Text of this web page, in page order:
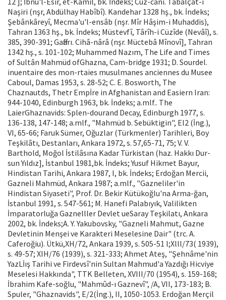
Naşiri (nşr, Abdülhay Habîbî). Kandehar 1328 hş., bk. İndeks;
Şebânkâreyî, Mecma'u'l-ensâb (nşr. Mîr Hâşim-i Muhaddis),
Tahran 1363 hş., bk. İndeks; Müstevfî, Târîh-i Cüzîde (Nevâî), s.
385, 390-391; Gaffarı. Cihâ-nârâ (nşr. Müctebâ Mînovî], Tahran
1342 hş., s. 101-102; Muhammed Nazım, The Life and Times
of Sultân Mahmüd ofGhazna, Cam-bridge 1931; D. Sourdel.
inuentaire des mon-rtaies musulmanes anciennes du Musee
Caboul, Damas 1953, s. 28-52; C. E. Bosworth, The
Chaznautds, Thetr Empİre in Afghanistan and Easiern Iran:
944-1040, Edinburgh 1963, bk. İndeks; a.mlf.. The
LaierGhaznavids: Splen-dourand Decay, Edinburgh 1977, s.
136-138, 147-148; a.mlf., "Mahmüd b. Sebüktigin", El2 (İng.),
VI, 65-66; Faruk Sümer, Oğuzlar (Türk­menler) Tarihleri, Boy
Teşkilâtı, Destanları, An­kara 1972, s. 57,65-71, 75; V. V.
Barthold, Mo­ğol İstilâsına Kadar Türkistan (haz. Hakkı Dur­
sun Yıldız], İstanbul 1981,bk. İndeks; Yusuf Hik­met Bayur,
Hindistan Tarihi, Ankara 1987, I, bk. İndeks; Erdoğan Mercii,
Gazneli Mahmüd, Ankara 1987; a.mlf., "Gazneliler'in
Hindistan Siyaseti", Prof. Dr. Bekir Kütükoğlu'na Arma-ğan,
İstanbul 1991, s. 547-561; M. Hanefi Palabı­yık, Valilikten
İmparatorluğa Gaznelller Devlet ueSaray Teşkilatı, Ankara
2002, bk. İndeks;A. Y. Yakubovsky, "Gazneli Mahmut, Gazne
Dev­letinin Menşei ve Karakteri Meselesine Dair" (trc. A.
Caferoğiu). Ütkü,XH/72, Ankara 1939, s. 505-51 l;Xlll/73( 1939),
s. 49-57; XIH/76 (1939), s. 321-333; Ahmet Ateş, "Şehnâme'nin
YazLİış Tarihi ve Firdevsî'nin Sultan Mahmud'a Yaz­dığı Hicviye
Meselesi Hakkında", TTK Belle­ten, XVIII/70 (1954), s. 159-168;
İbrahim Kafe-soğlu, "Mahmûd-ı Gaznevî", /A, VII, 173-183; B.
Spuler, "Ghaznavids", E/2(İng.), II, 1050-1053. Erdoğan Merçil